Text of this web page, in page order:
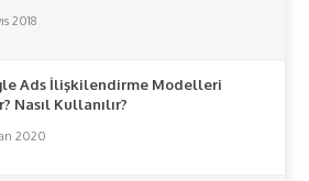
2018
Ads İlişkilendirme Modelleri
Nasıl Kullanılır?
2020